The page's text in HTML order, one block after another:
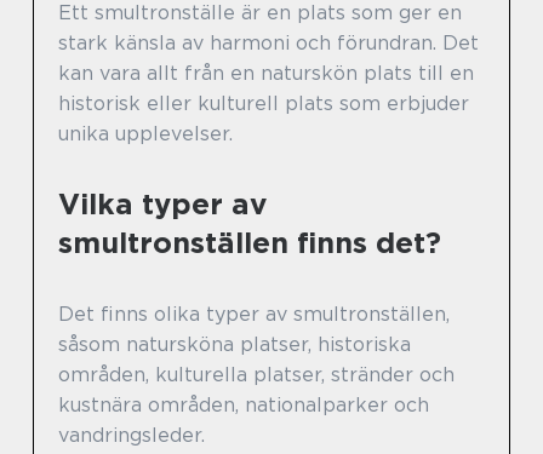
Ett smultronställe är en plats som ger en
stark känsla av harmoni och förundran. Det
kan vara allt från en naturskön plats till en
historisk eller kulturell plats som erbjuder
unika upplevelser.
Vilka typer av
smultronställen finns det?
Det finns olika typer av smultronställen,
såsom natursköna platser, historiska
områden, kulturella platser, stränder och
kustnära områden, nationalparker och
vandringsleder.